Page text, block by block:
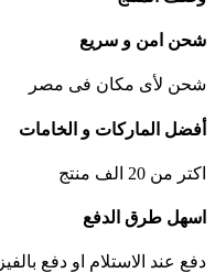
شحن امن و سريع
شحن لأى مكان فى مصر
أفضل الماركات و الخامات
اكتر من 20 الف منتج
اسهل طرق الدفع
دفع عند الاستلام او دفع بالفيزا